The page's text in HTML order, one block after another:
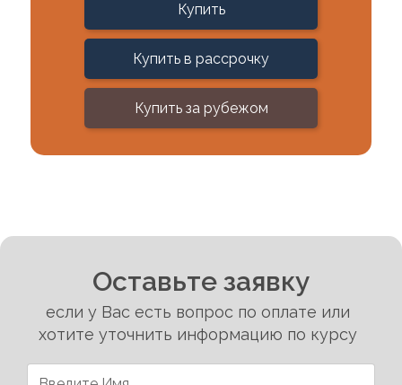
Купить
Купить в рассрочку
Купить за рубежом
Оставьте заявку
если у Вас есть вопрос по оплате или
хотите уточнить информацию по курсу